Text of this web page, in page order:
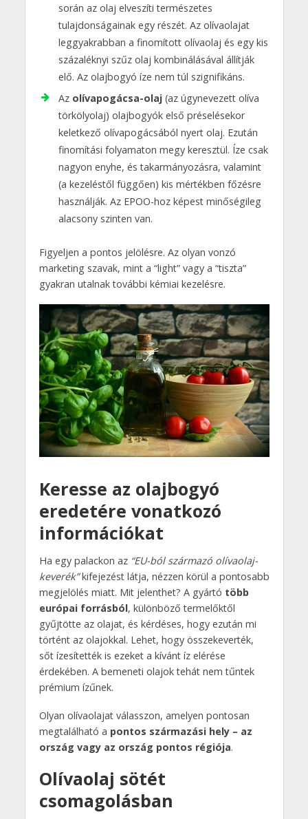
során az olaj elveszíti természetes
tulajdonságainak egy részét. Az olívaolajat
leggyakrabban a finomított olívaolaj és egy kis
százaléknyi szűz olaj kombinálásával állítják
elő. Az olajbogyó íze nem túl szignifikáns.
Az olívapogácsa-olaj (az úgynevezett olíva
törkölyolaj) olajbogyók első préselésekor
keletkező olívapogácsából nyert olaj. Ezután
finomítási folyamaton megy keresztül. Íze csak
nagyon enyhe, és takarmányozásra, valamint
(a kezeléstől függően) kis mértékben főzésre
használják. Az EPOO-hoz képest minőségileg
alacsony szinten van.
Figyeljen a pontos jelölésre. Az olyan vonzó
marketing szavak, mint a “light” vagy a “tiszta”
gyakran utalnak további kémiai kezelésre.
Keresse az olajbogyó
eredetére vonatkozó
információkat
Ha egy palackon az “EU-ból származó olívaolaj-
keverék”kifejezést látja, nézzen körül a pontosabb
megjelölés miatt. Mit jelenthet? A gyártó több
európai forrásból, különböző termelőktől
gyűjtötte az olajat, és kérdéses, hogy ezután mi
történt az olajokkal. Lehet, hogy összekeverték,
sőt ízesítették is ezeket a kívánt íz elérése
érdekében. A bemeneti olajok tehát nem tűntek
prémium ízűnek.
Olyan olívaolajat válasszon, amelyen pontosan
megtalálható a pontos származási hely – az
ország vagy az ország pontos régiója.
Olívaolaj sötét
csomagolásban